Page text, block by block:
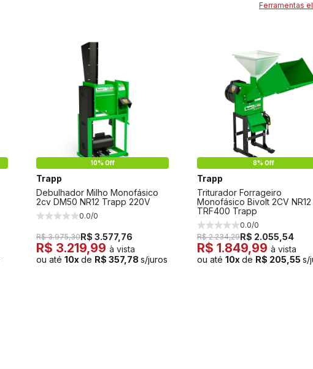
Ferramentas
10% Off
Trapp
Debulhador Milho Monofásico
2cv DM50 NR12 Trapp 220V
0.0/0
R$ 3.975,30R$ 3.577,76
R$ 3.219,99 à vista
ou até 10x de R$ 357,78 s/juros
8% Off
Trapp
Triturador Forrageiro
Monofásico Bivolt 2CV NR12
TRF400 Trapp
0.0/0
R$ 2.234,29R$ 2.055,54
R$ 1.849,99 à vista
ou até 10x de R$ 205,55 s/